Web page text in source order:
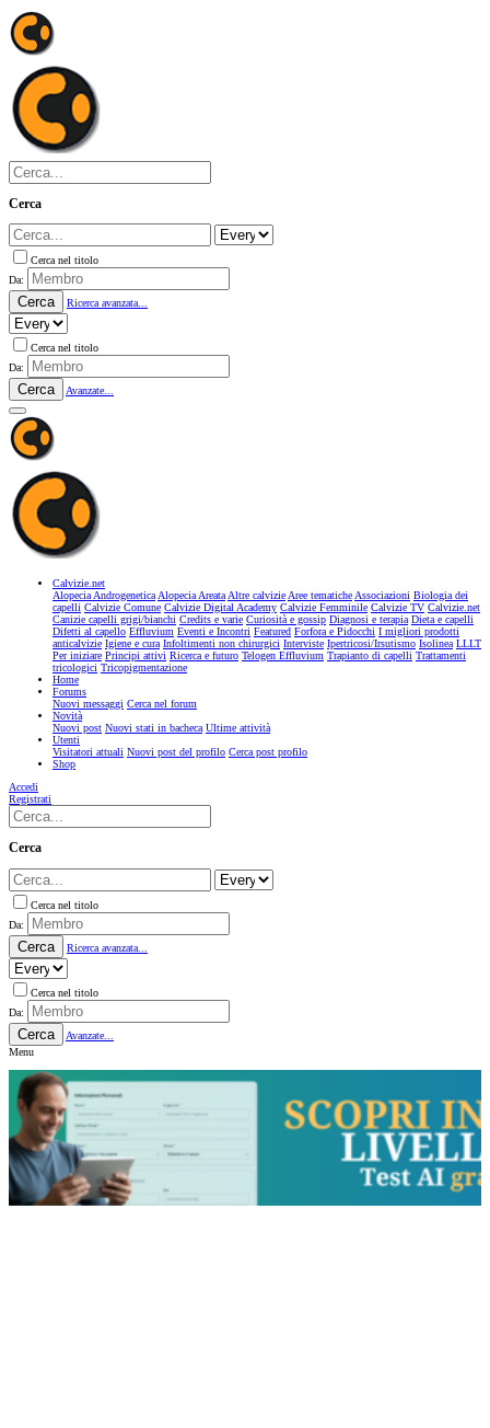
Cerca
Cerca nel titolo
Da:
Cerca Ricerca avanzata...
Cerca nel titolo
Da:
Cerca Avanzate...
Calvizie.net
Alopecia AndrogeneticaAlopecia AreataAltre calvizieAree tematicheAssociazioni Biologia dei
capelli Calvizie Comune Calvizie Digital Academy Calvizie Femminile Calvizie TV Calvizie.net
Canizie capelli grigi/bianchi Credits e varie Curiosità e gossip Diagnosi e terapia Dieta e capelli
Difetti al capello Effluvium Eventi e Incontri Featured Forfora e Pidocchi I migliori prodotti
anticalvizie Igiene e cura Infoltimenti non chirurgici Interviste Ipertricosi/Irsutismo Isolinea LLLT
Per iniziare Principi attivi Ricerca e futuro Telogen Effluvium Trapianto di capelli Trattamenti
tricologici Tricopigmentazione
Home
Forums
Nuovi messaggi Cerca nel forum
Novità
Nuovi post Nuovi stati in bacheca Ultime attività
Utenti
Visitatori attuali Nuovi post del profilo Cerca post profilo
Shop
Accedi
Registrati
Cerca
Cerca nel titolo
Da:
Cerca Ricerca avanzata...
Cerca nel titolo
Da:
Cerca
Avanzate...
Menu